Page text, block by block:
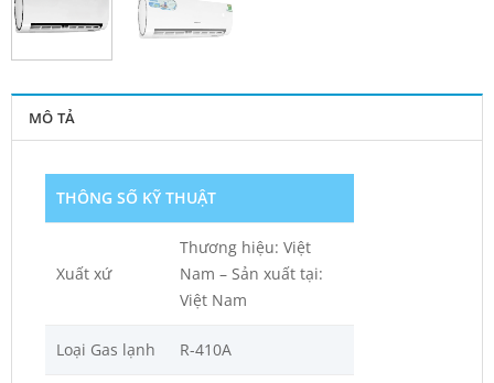
MÔ TẢ
THÔNG SỐ KỸ THUẬT
Xuất xứ
Thương hiệu: Việt
Nam – Sản xuất tại:
Việt Nam
Loại Gas lạnh R-410A